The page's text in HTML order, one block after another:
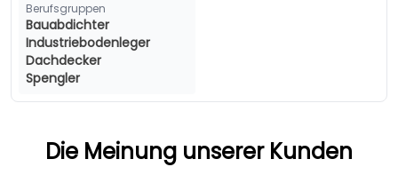
Berufsgruppen
Bauabdichter
Industriebodenleger
Dachdecker
Spengler
Die Meinung unserer Kunden